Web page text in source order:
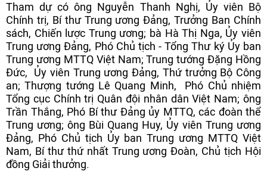
Tham dự có ông Nguyễn Thanh Nghị, Ủy viên Bộ
Chính trị, Bí thư Trung ương Đảng, Trưởng Ban Chính
sách, Chiến lược Trung ương; bà Hà Thị Nga, Ủy viên
Trung ương Đảng, Phó Chủ tịch - Tổng Thư ký Ủy ban
Trung ương MTTQ Việt Nam; Trung tướng Đặng Hồng
Đức, Ủy viên Trung ương Đảng, Thứ trưởng Bộ Công
an; Thượng tướng Lê Quang Minh, Phó Chủ nhiệm
Tổng cục Chính trị Quân đội nhân dân Việt Nam; ông
Trần Thắng, Phó Bí thư Đảng ủy MTTQ, các đoàn thể
Trung ương; ông Bùi Quang Huy, Ủy viên Trung ương
Đảng, Phó Chủ tịch Ủy ban Trung ương MTTQ Việt
Nam, Bí thư thứ nhất Trung ương Đoàn, Chủ tịch Hội
đồng Giải thưởng.